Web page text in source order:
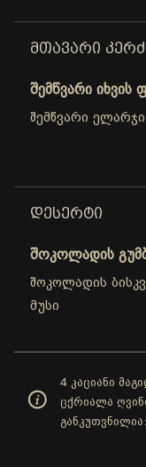
ᲛᲗᲐᲕᲐᲠᲘ
შემწვარი
შემწვარი
ᲓᲔᲡᲔᲠᲢᲘ
შოკოლადის
შოკოლადის
მუსი
4 კაციანი
ცქრიალა